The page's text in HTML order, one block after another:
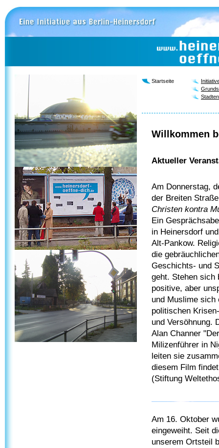
Startseite
Willkommen
Aktueller
Am Donnerstag,
der Breiten
Christen kontra
Ein
in Heinersdorf
Alt-Pankow.
die
Geschichts- und
geht. Stehen sich
positive, aber
und Muslime
politischen
und Versöhnung.
Alan Channer
Milizenführer in
leiten sie
diesem Film
(Stiftung
Am 16. Oktober
eingeweiht. Seit
unserem Ortsteil